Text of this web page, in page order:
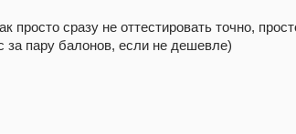
просто сразу не оттестировать точно,
за пару балонов, если не дешевле)